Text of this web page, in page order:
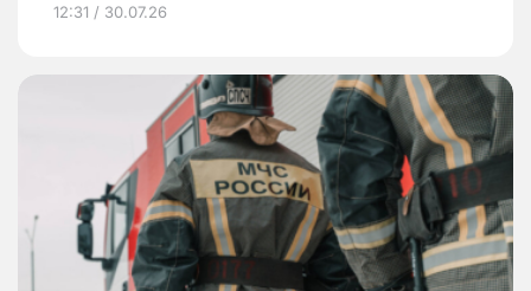
12:31 / 30.07.26